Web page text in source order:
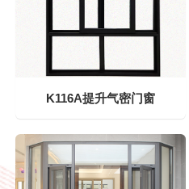
K116A提升气密门窗